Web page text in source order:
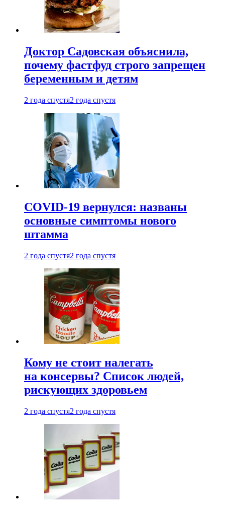
Доктор Садовская объяснила,
почему фастфуд строго запрещен
беременным и детям
2 года спустя2 года спустя
COVID-19 вернулся: названы
основные симптомы нового
штамма
2 года спустя2 года спустя
Кому не стоит налегать
на консервы? Список людей,
рискующих здоровьем
2 года спустя2 года спустя